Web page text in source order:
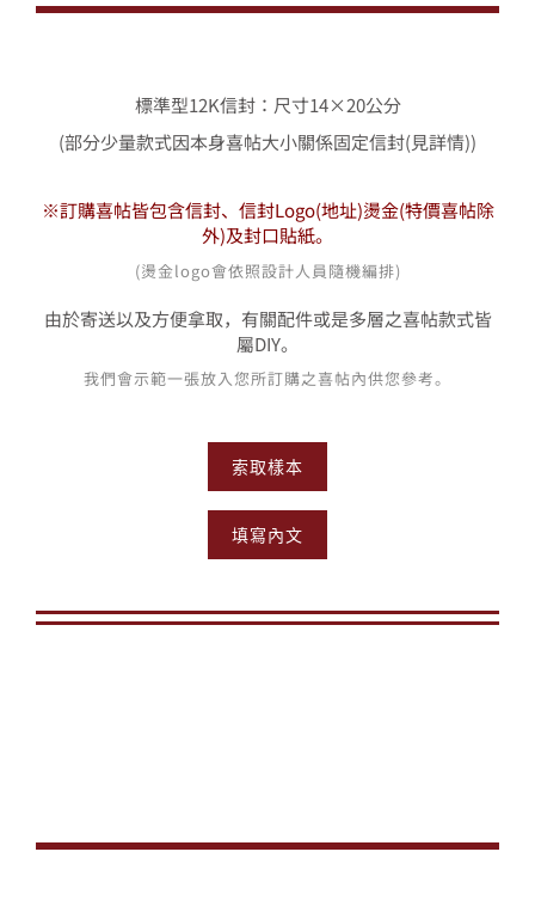
標準型12K信封：尺寸14×20公分
(部分少量款式因本身喜帖大小關係固定信封(見詳情))
※訂購喜帖皆包含信封、信封Logo(地址)燙金(特價喜帖除
外)及封口貼紙。
(燙金logo會依照設計人員隨機編排)
由於寄送以及方便拿取，有關配件或是多層之喜帖款式皆
屬DIY。
我們會示範一張放入您所訂購之喜帖內供您參考。
索取樣本
填寫內文